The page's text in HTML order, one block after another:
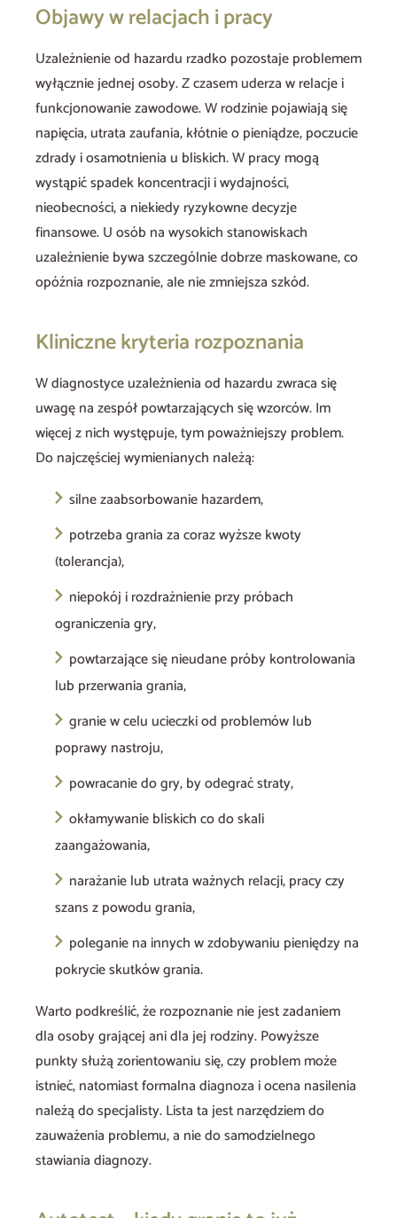
Objawy w relacjach i pracy
Uzależnienie od hazardu rzadko pozostaje problemem
wyłącznie jednej osoby. Z czasem uderza w relacje i
funkcjonowanie zawodowe. W rodzinie pojawiają się
napięcia, utrata zaufania, kłótnie o pieniądze, poczucie
zdrady i osamotnienia u bliskich. W pracy mogą
wystąpić spadek koncentracji i wydajności,
nieobecności, a niekiedy ryzykowne decyzje
finansowe. U osób na wysokich stanowiskach
uzależnienie bywa szczególnie dobrze maskowane, co
opóźnia rozpoznanie, ale nie zmniejsza szkód.
Kliniczne kryteria rozpoznania
W diagnostyce uzależnienia od hazardu zwraca się
uwagę na zespół powtarzających się wzorców. Im
więcej z nich występuje, tym poważniejszy problem.
Do najczęściej wymienianych należą:
silne zaabsorbowanie hazardem,
potrzeba grania za coraz wyższe kwoty
(tolerancja),
niepokój i rozdrażnienie przy próbach
ograniczenia gry,
powtarzające się nieudane próby kontrolowania
lub przerwania grania,
granie w celu ucieczki od problemów lub
poprawy nastroju,
powracanie do gry, by odegrać straty,
okłamywanie bliskich co do skali
zaangażowania,
narażanie lub utrata ważnych relacji, pracy czy
szans z powodu grania,
poleganie na innych w zdobywaniu pieniędzy na
pokrycie skutków grania.
Warto podkreślić, że rozpoznanie nie jest zadaniem
dla osoby grającej ani dla jej rodziny. Powyższe
punkty służą zorientowaniu się, czy problem może
istnieć, natomiast formalna diagnoza i ocena nasilenia
należą do specjalisty. Lista ta jest narzędziem do
zauważenia problemu, a nie do samodzielnego
stawiania diagnozy.